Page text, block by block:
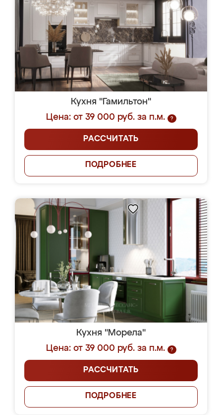
Кухня "Гамильтон"
Цена: от 39 000 руб. за п.м.
?
РАССЧИТАТЬ
ПОДРОБНЕЕ
Кухня "Морела"
Цена: от 39 000 руб. за п.м.
?
РАССЧИТАТЬ
ПОДРОБНЕЕ